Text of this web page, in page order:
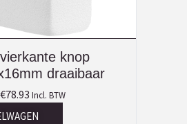
knop
draaibaar
€78.93 Incl. BTW